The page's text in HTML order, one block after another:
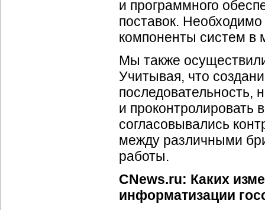
и программного
поставок.
компоненты систем в
Мы также
Учитывая, что
последовательность,
и проконтролировать
согласовывались
между различными
работы.
CNews.ru: Каких
информатизации